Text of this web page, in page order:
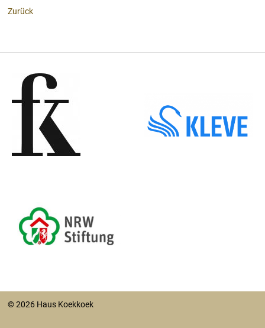
Zurück
© 2026 Haus Koekkoek